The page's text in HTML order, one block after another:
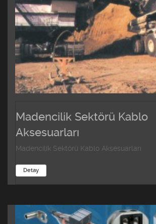
Madencilik Sektörü Kablo
Aksesuarları
Madencilik Sektörü Kablo Aksesuarları
Detay